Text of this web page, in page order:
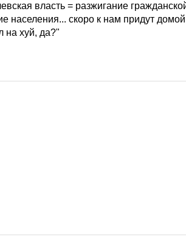
власть = разжигание
населения... скоро к нам придут
на хуй, да?"